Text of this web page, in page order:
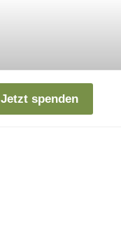
Jetzt spenden